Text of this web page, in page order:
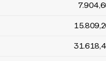
7.904
15.809
31.618